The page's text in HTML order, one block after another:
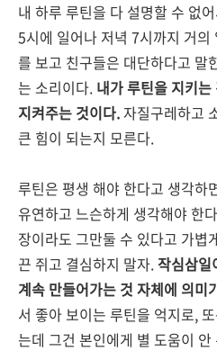
내 하루 루틴을 다 설명할 수 없
5시에 일어나 저녁 7시까지 거
를 보고 친구들은 대단하다고 말
는 소리이다. 내가 루틴을 지키
지켜주는 것이다.자질구레하고
큰 힘이 되는지 모른다.
루틴은 평생 해야 한다고 생각하
유연하고 느슨하게 생각해야 한
장이라도 그만둘 수 있다고 가볍
끈 쥐고 결심하지 말자.작심삼일
계속 만들어가는 것 자체에 의미
서 좋아 보이는 루틴을 억지로,
는데 그건 본인에게 별 도움이